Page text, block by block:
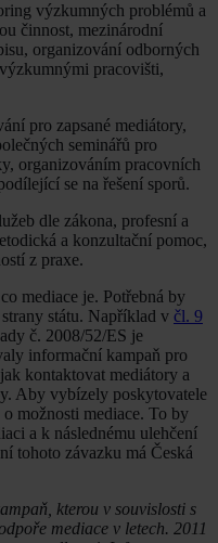
výzkumných problémů a
činnost, mezinárodní
organizování odborných
pracovišti,
pro zapsané mediátory,
seminářů pro
organizováním pracovních
se na řešení sporů.
dle zákona, profesní a
a konzultační pomoc,
z praxe.
mediace je. Potřebná by
státu. Například v čl. 9
č. 2008/52/ES je
informační kampaň pro
kontaktovat mediátory a
Aby vybízely poskytovatele
možnosti mediace. To by
a k následnému ulehčení
tohoto závazku má Česká
kterou v souvislosti s
mediace v letech. 2011